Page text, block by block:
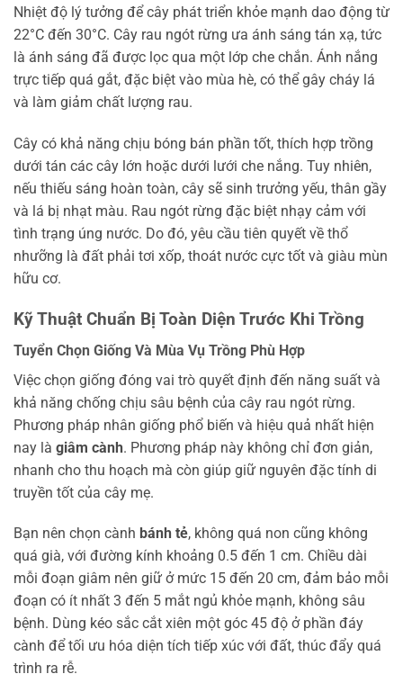
Nhiệt độ lý tưởng để cây phát triển khỏe mạnh dao động từ
22°C đến 30°C. Cây rau ngót rừng ưa ánh sáng tán xạ, tức
là ánh sáng đã được lọc qua một lớp che chắn. Ánh nắng
trực tiếp quá gắt, đặc biệt vào mùa hè, có thể gây cháy lá
và làm giảm chất lượng rau.
Cây có khả năng chịu bóng bán phần tốt, thích hợp trồng
dưới tán các cây lớn hoặc dưới lưới che nắng. Tuy nhiên,
nếu thiếu sáng hoàn toàn, cây sẽ sinh trưởng yếu, thân gầy
và lá bị nhạt màu. Rau ngót rừng đặc biệt nhạy cảm với
tình trạng úng nước. Do đó, yêu cầu tiên quyết về thổ
nhưỡng là đất phải tơi xốp, thoát nước cực tốt và giàu mùn
hữu cơ.
Kỹ Thuật Chuẩn Bị Toàn Diện Trước Khi Trồng
Tuyển Chọn Giống Và Mùa Vụ Trồng Phù Hợp
Việc chọn giống đóng vai trò quyết định đến năng suất và
khả năng chống chịu sâu bệnh của cây rau ngót rừng.
Phương pháp nhân giống phổ biến và hiệu quả nhất hiện
nay là giâm cành. Phương pháp này không chỉ đơn giản,
nhanh cho thu hoạch mà còn giúp giữ nguyên đặc tính di
truyền tốt của cây mẹ.
Bạn nên chọn cành bánh tẻ, không quá non cũng không
quá già, với đường kính khoảng 0.5 đến 1 cm. Chiều dài
mỗi đoạn giâm nên giữ ở mức 15 đến 20 cm, đảm bảo mỗi
đoạn có ít nhất 3 đến 5 mắt ngủ khỏe mạnh, không sâu
bệnh. Dùng kéo sắc cắt xiên một góc 45 độ ở phần đáy
cành để tối ưu hóa diện tích tiếp xúc với đất, thúc đẩy quá
trình ra rễ.